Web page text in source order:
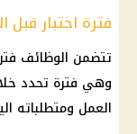
فترة اختبار قبل
تتضمن الوظائف
وهي فترة تحدد
العمل ومتطلباته